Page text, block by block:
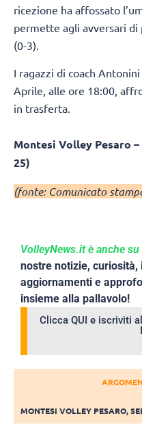
ricezione ha affossato
permette agli avversari
(0-3).
I ragazzi di coach
Aprile, alle ore 18:00,
in trasferta.
Montesi Volley Pesaro –
25)
(fonte: Comunicato
VolleyNews.it è anche
nostre notizie,
aggiornamenti e
insieme alla pallavolo!
Clicca QUI e iscriviti
MONTESI VOLLEY PESARO,